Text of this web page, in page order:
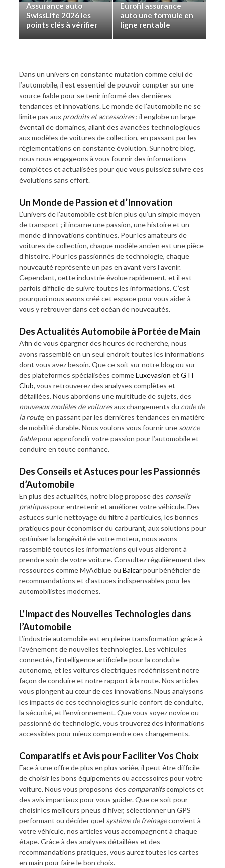
Assurance auto
SwissLife 2026 les
points clés à vérifier
Eurofil assurance
auto une formule en
ligne rentable
Dans un univers en constante mutation comme celui de
l’automobile, il est essentiel de pouvoir compter sur une
source fiable pour se tenir informé des dernières
tendances et innovations. Le monde de l’automobile ne se
limite pas aux produits et accessoires; il englobe un large
éventail de domaines, allant des avancées technologiques
aux modèles de voitures de collection, en passant par les
réglementations en constante évolution. Sur notre blog,
nous nous engageons à vous fournir des informations
complètes et actualisées pour que vous puissiez suivre ces
évolutions sans effort.
Un Monde de Passion et d’Innovation
L’univers de l’automobile est bien plus qu’un simple moyen
de transport ; il incarne une passion, une histoire et un
monde d’innovations continues. Pour les amateurs de
voitures de collection, chaque modèle ancien est une pièce
d’histoire. Pour les passionnés de technologie, chaque
nouveauté représente un pas en avant vers l’avenir.
Cependant, cette industrie évolue rapidement, et il est
parfois difficile de suivre toutes les informations. C’est
pourquoi nous avons créé cet espace pour vous aider à
vous y retrouver dans cet océan de nouveautés.
Des Actualités Automobile à Portée de Main
Afin de vous épargner des heures de recherche, nous
avons rassemblé en un seul endroit toutes les informations
dont vous avez besoin. Que ce soit sur notre blog ou sur
des plateformes spécialisées commeLuxevasion et GTI
Club, vous retrouverez des analyses complètes et
détaillées. Nous abordons une multitude de sujets, des
nouveaux modèles de voituresaux changements du code de
la route, en passant par les dernières tendances en matière
de mobilité durable. Nous voulons vous fournir une source
fiablepour approfondir votre passion pour l’automobile et
conduire en toute confiance.
Des Conseils et Astuces pour les Passionnés
d’Automobile
En plus des actualités, notre blog propose des conseils
pratiquespour entretenir et améliorer votre véhicule. Des
astuces sur le nettoyage du filtre à particules, les bonnes
pratiques pour économiser du carburant, aux solutions pour
optimiser la longévité de votre moteur, nous avons
rassemblé toutes les informations qui vous aideront à
prendre soin de votre voiture. Consultez régulièrement des
ressources comme MyAdblue ou Balcarpour bénéficier de
recommandations et d’astuces indispensables pour les
automobilistes modernes.
L’Impact des Nouvelles Technologies dans
l’Automobile
L’industrie automobile est en pleine transformation grâce à
l’avènement de nouvelles technologies. Les véhicules
connectés, l’intelligence artificielle pour la conduite
autonome, et les voitures électriques redéfinissent notre
façon de conduire et notre rapport à la route. Nos articles
vous plongent au cœur de ces innovations. Nous analysons
les impacts de ces technologies sur le confort de conduite,
la sécurité, et l’environnement. Que vous soyez novice ou
passionné de technologie, vous trouverez des informations
accessibles pour mieux comprendre ces changements.
Comparatifs et Avis pour Faciliter Vos Choix
Face à une offre de plus en plus variée, il peut être difficile
de choisir les bons équipements ou accessoires pour votre
voiture. Nous vous proposons des comparatifscomplets et
des avis impartiaux pour vous guider. Que ce soit pour
choisir les meilleurs pneus d’hiver, sélectionner un GPS
performant ou décider quel système de freinageconvient à
votre véhicule, nos articles vous accompagnent à chaque
étape. Grâce à des analyses détaillées et des
recommandations pratiques, vous aurez toutes les cartes
en main pour faire le bon choix.